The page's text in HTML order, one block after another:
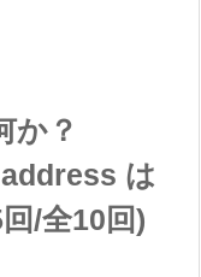
か？
は
/全10回)